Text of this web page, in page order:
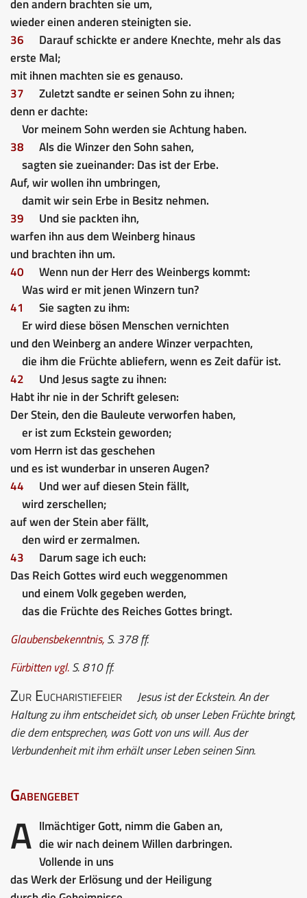
den andern brachten sie um,
wieder einen anderen steinigten sie.
36
Darauf schickte er andere Knechte, mehr als das
erste Mal;
mit ihnen machten sie es genauso.
37
Zuletzt sandte er seinen Sohn zu ihnen;
denn er dachte:
Vor meinem Sohn werden sie Achtung haben.
38
Als die Winzer den Sohn sahen,
sagten sie zueinander: Das ist der Erbe.
Auf, wir wollen ihn umbringen,
damit wir sein Erbe in Besitz nehmen.
39
Und sie packten ihn,
warfen ihn aus dem Weinberg hinaus
und brachten ihn um.
40
Wenn nun der Herr des Weinbergs kommt:
Was wird er mit jenen Winzern tun?
41
Sie sagten zu ihm:
Er wird diese bösen Menschen vernichten
und den Weinberg an andere Winzer verpachten,
die ihm die Früchte abliefern, wenn es Zeit dafür ist.
42
Und Jesus sagte zu ihnen:
Habt ihr nie in der Schrift gelesen:
Der Stein, den die Bauleute verworfen haben,
er ist zum Eckstein geworden;
vom Herrn ist das geschehen
und es ist wunderbar in unseren Augen?
44
Und wer auf diesen Stein fällt,
wird zerschellen;
auf wen der Stein aber fällt,
den wird er zermalmen.
43
Darum sage ich euch:
Das Reich Gottes wird euch weggenommen
und einem Volk gegeben werden,
das die Früchte des Reiches Gottes bringt.
Glaubensbekenntnis,S. 378 ff.
Fürbittenvgl.S. 810 ff.
Zur Eucharistiefeier
Jesus ist der Eckstein. An der
Haltung zu ihm entscheidet sich, ob unser Leben Früchte bringt,
die dem entsprechen, was Gott von uns will. Aus der
Verbundenheit mit ihm erhält unser Leben seinen Sinn.
Gabengebet
A llmächtiger Gott, nimm die Gaben an,
die wir nach deinem Willen darbringen.
Vollende in uns
das Werk der Erlösung und der Heiligung